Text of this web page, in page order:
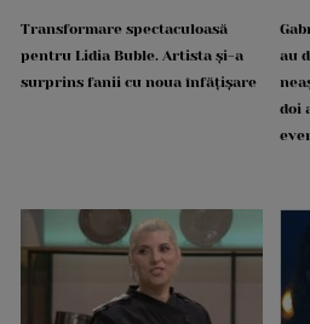
Transformare spectaculoasă
pentru Lidia Buble. Artista și-a
surprins fanii cu noua înfățișare
au
doi